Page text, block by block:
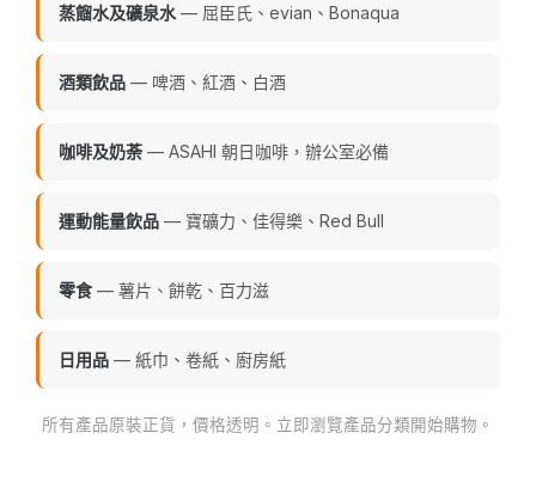
蒸餾水及礦泉水 — 屈臣氏、evian、Bonaqua
酒類飲品 — 啤酒、紅酒、白酒
咖啡及奶荼 — ASAHI 朝日咖啡，辦公室必備
運動能量飲品 — 寶礦力、佳得樂、Red Bull
零食 — 薯片、餅乾、百力滋
日用品 — 紙巾、卷紙、廚房紙
所有產品原裝正貨，價格透明。立即瀏覽產品分類開始購物。